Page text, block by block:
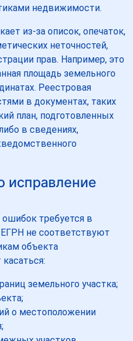
недвижимости.
из-за описок, опечаток,
неточностей,
прав. Например, это
площадь земельного
Реестровая
в документах, таких
план, подготовленных
в сведениях,
исправление
требуется в
не соответствуют
объекта
земельного участка;
о местоположении